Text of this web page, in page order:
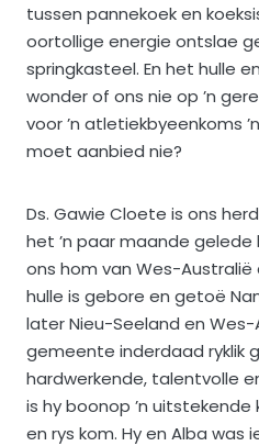
tussen pannekoek en
oortollige energie ontslae
springkasteel. En het hulle
wonder of ons nie op ’n
voor ’n atletiekbyeenkoms
moet aanbied nie?
Ds. Gawie Cloete is ons
het ’n paar maande
ons hom van Wes-
hulle is gebore en getoë
later Nieu-Seeland en Wes-
gemeente inderdaad ryklik
hardwerkende, talentvolle
is hy boonop ’n uitstekende
en rys kom. Hy en Alba was